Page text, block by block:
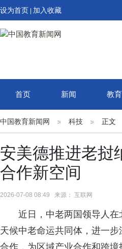
设为首页 加入收藏
首页 新闻 教育
中国教育新闻网 科技 正文
安美德推进老挝
合作新空间
2026-07-08 08:49 来源： 互联网
近日，中老两国领导人在
天候中老命运共同体，进一
合作，为区域产业合作和跨境